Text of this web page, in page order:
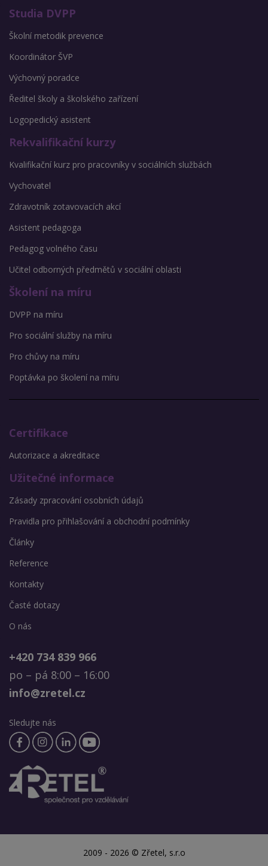
Studia DVPP
Školní metodik prevence
Koordinátor ŠVP
Výchovný poradce
Ředitel školy a školského zařízení
Logopedický asistent
Rekvalifikační kurzy
Kvalifikační kurz pro pracovníky v sociálních službách
Vychovatel
Zdravotník zotavovacích akcí
Asistent pedagoga
Pedagog volného času
Učitel odborných předmětů v sociální oblasti
Školení na míru
DVPP na míru
Pro sociální služby na míru
Pro chůvy na míru
Poptávka po školení na míru
Certifikace
Autorizace a akreditace
Užitečné informace
Zásady zpracování osobních údajů
Pravidla pro přihlašování a obchodní podmínky
Články
Reference
Kontakty
Časté dotazy
O nás
+420 734 839 966
po – pá 8:00 – 16:00
info@zretel.cz
Sledujte nás
2009 - 2026 © Zřetel, s.r.o